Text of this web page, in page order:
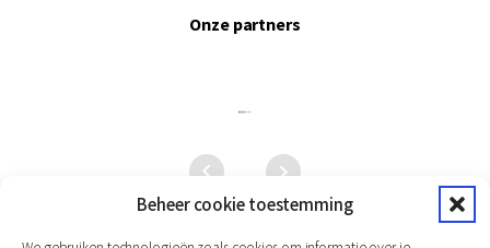
Beheer cookie toestemming
Onze partners